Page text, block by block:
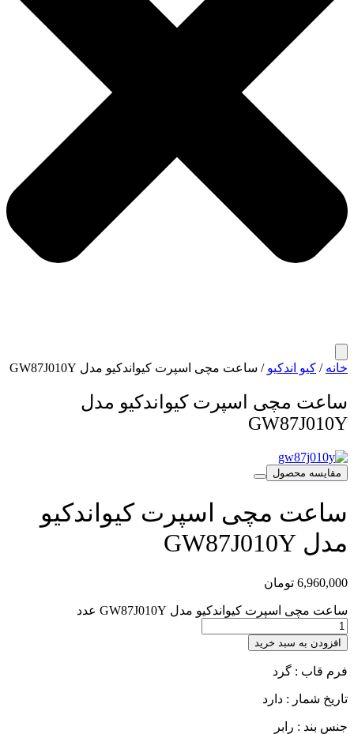
خانه / کیو اندکیو / ساعت مچی اسپرت کیواندکیو مدل GW87J010Y
ساعت مچی اسپرت کیواندکیو مدل
GW87J010Y
مقایسه محصول
ساعت مچی اسپرت کیواندکیو
مدل GW87J010Y
6,960,000 تومان
ساعت مچی اسپرت کیواندکیو مدل GW87J010Y عدد
افزودن به سبد خرید
فرم قاب : گرد
تاریخ شمار : دارد
جنس بند : رابر